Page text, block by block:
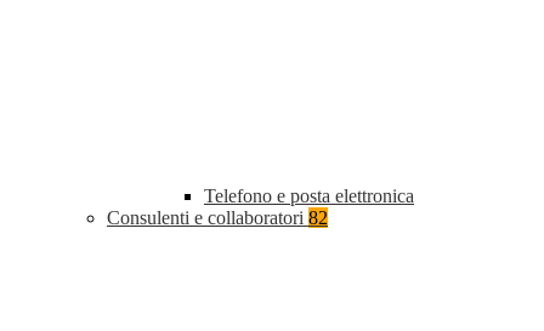
Telefono e posta elettronica
Consulenti e collaboratori 82